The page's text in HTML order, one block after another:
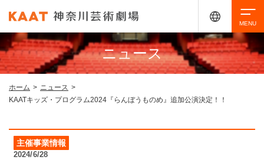
イベントを探す
検索
ニュース
ホーム > ニュース >
KAATキッズ・プログラム2024『らんぼうものめ』追加公演決定！！
主催事業情報
2024/6/28